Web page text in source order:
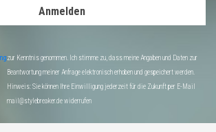
Anmelden
zur Kenntnis genommen. Ich stimme zu, dass meine Angaben und Daten zur
Beantwortung meiner Anfrage elektronisch erhoben und gespeichert werden.
Hinweis: Sie können Ihre Einwilligung jederzeit für die Zukunft per E-Mail
mail@stylebreaker.de widerrufen